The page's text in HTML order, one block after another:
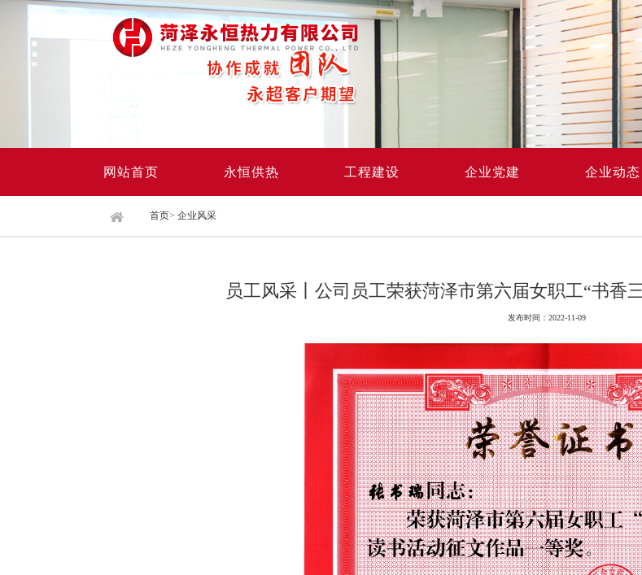
网站首页 永恒供热 工程建设 企业党建 企业动态
首页> 企业风采
员工风采丨公司员工荣获菏泽市第六届女职工“书香
发布时间：2022-11-09